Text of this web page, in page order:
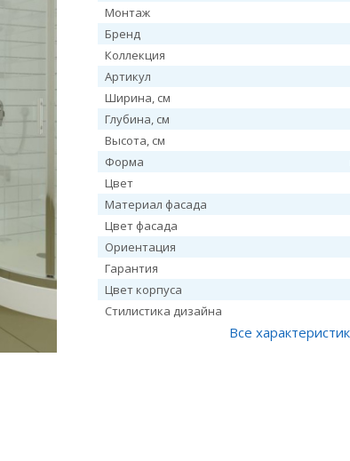
Монтаж
Бренд
Коллекция
Артикул
Ширина, см
Глубина, см
Высота, см
Форма
Цвет
Материал фасада
Цвет фасада
Ориентация
Гарантия
Цвет корпуса
Стилистика дизайна
Все